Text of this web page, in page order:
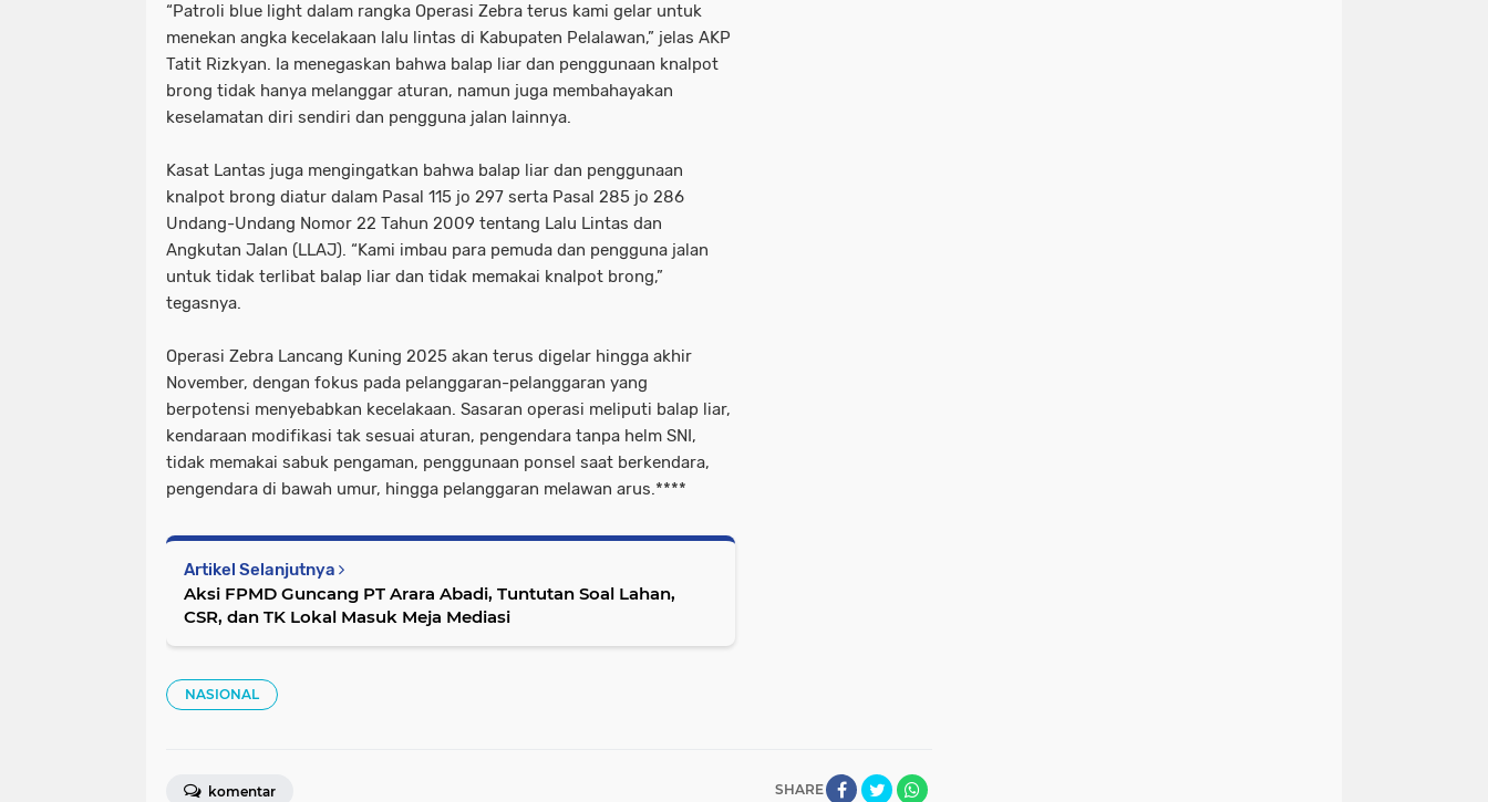
“Patroli blue light dalam rangka Operasi Zebra terus kami gelar untuk
menekan angka kecelakaan lalu lintas di Kabupaten Pelalawan,” jelas AKP
Tatit Rizkyan. Ia menegaskan bahwa balap liar dan penggunaan knalpot
brong tidak hanya melanggar aturan, namun juga membahayakan
keselamatan diri sendiri dan pengguna jalan lainnya.
Kasat Lantas juga mengingatkan bahwa balap liar dan penggunaan
knalpot brong diatur dalam Pasal 115 jo 297 serta Pasal 285 jo 286
Undang-Undang Nomor 22 Tahun 2009 tentang Lalu Lintas dan
Angkutan Jalan (LLAJ). “Kami imbau para pemuda dan pengguna jalan
untuk tidak terlibat balap liar dan tidak memakai knalpot brong,”
tegasnya.
Operasi Zebra Lancang Kuning 2025 akan terus digelar hingga akhir
November, dengan fokus pada pelanggaran-pelanggaran yang
berpotensi menyebabkan kecelakaan. Sasaran operasi meliputi balap liar,
kendaraan modifikasi tak sesuai aturan, pengendara tanpa helm SNI,
tidak memakai sabuk pengaman, penggunaan ponsel saat berkendara,
pengendara di bawah umur, hingga pelanggaran melawan arus.****
Artikel Selanjutnya
Aksi FPMD Guncang PT Arara Abadi, Tuntutan Soal Lahan,
CSR, dan TK Lokal Masuk Meja Mediasi
NASIONAL
SHARE
komentar